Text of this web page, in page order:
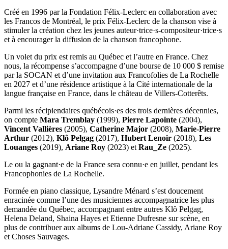
Créé en 1996 par la Fondation Félix-Leclerc en collaboration avec
les Francos de Montréal, le prix Félix-Leclerc de la chanson vise à
stimuler la création chez les jeunes auteur·trice·s-compositeur·trice·s
et à encourager la diffusion de la chanson francophone.
Un volet du prix est remis au Québec et l’autre en France. Chez
nous, la récompense s’accompagne d’une bourse de 10 000 $ remise
par la SOCAN et d’une invitation aux Francofolies de La Rochelle
en 2027 et d’une résidence artistique à la Cité internationale de la
langue française en France, dans le château de Villers-Cotterêts.
Parmi les récipiendaires québécois·es des trois dernières décennies,
on compte Mara Tremblay (1999), Pierre Lapointe (2004),
Vincent Vallières (2005), Catherine Major (2008), Marie-Pierre
Arthur (2012), Klô Pelgag (2017), Hubert Lenoir (2018), Les
Louanges (2019), Ariane Roy (2023) etRau_Ze (2025).
Le ou la gagnant·e de la France sera connu·e en juillet, pendant les
Francophonies de La Rochelle.
Formée en piano classique, Lysandre Ménard s’est doucement
enracinée comme l’une des musiciennes accompagnatrice les plus
demandée du Québec, accompagnant entre autres Klô Pelgag,
Helena Deland, Shaina Hayes et Etienne Dufresne sur scène, en
plus de contribuer aux albums de Lou-Adriane Cassidy, Ariane Roy
et Choses Sauvages.